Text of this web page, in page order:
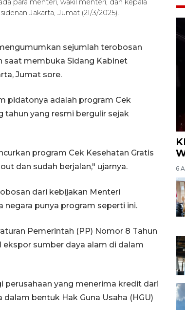
para menteri, wakil menteri, dan kepala
Jakarta, Jumat (21/3/2025).
sejumlah terobosan
saat membuka Sidang Kabinet
Jumat sore.
pidatonya adalah program Cek
tahun yang resmi bergulir sejak
program Cek Kesehatan Gratis
dan sudah berjalan," ujarnya.
dari kebijakan Menteri
negara punya program seperti ini.
Pemerintah (PP) Nomor 8 Tahun
sumber daya alam di dalam
perusahaan yang menerima kredit dari
bentuk Hak Guna Usaha (HGU)
6